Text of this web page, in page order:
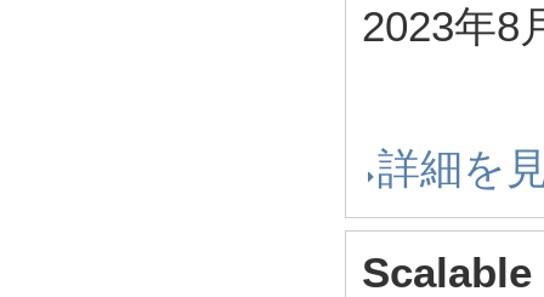
2023年8
詳細を